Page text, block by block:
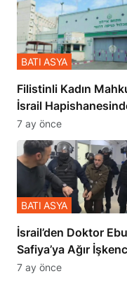
Filistinli Kadın
İsrail
Zulmü Anlattı
BATI ASYA
7 ay önce
İsrail’den Doktor Ebu
Safiya’ya Ağır
BATI ASYA
7 ay önce